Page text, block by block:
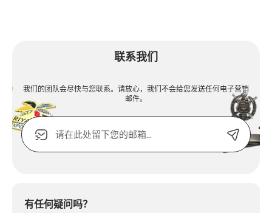
联系我们
我们的团队会尽快与您联系。请放心，我们不会给您发送任何电子营销
邮件。
电
子
邮
电
有任何疑问吗？